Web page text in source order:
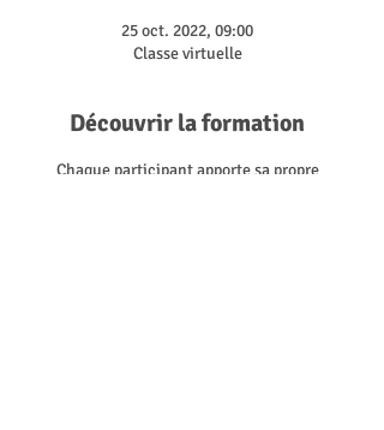
25 oct. 2022, 09:00
Classe virtuelle
Découvrir la formation
Chaque participant apporte sa propre